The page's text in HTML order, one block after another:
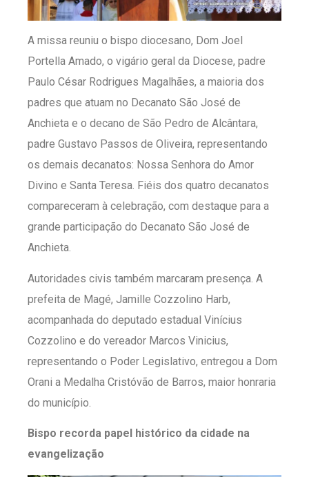
A missa reuniu o bispo diocesano, Dom Joel
Portella Amado, o vigário geral da Diocese, padre
Paulo César Rodrigues Magalhães, a maioria dos
padres que atuam no Decanato São José de
Anchieta e o decano de São Pedro de Alcântara,
padre Gustavo Passos de Oliveira, representando
os demais decanatos: Nossa Senhora do Amor
Divino e Santa Teresa. Fiéis dos quatro decanatos
compareceram à celebração, com destaque para a
grande participação do Decanato São José de
Anchieta.
Autoridades civis também marcaram presença. A
prefeita de Magé, Jamille Cozzolino Harb,
acompanhada do deputado estadual Vinícius
Cozzolino e do vereador Marcos Vinicius,
representando o Poder Legislativo, entregou a Dom
Orani a Medalha Cristóvão de Barros, maior honraria
do município.
Bispo recorda papel histórico da cidade na
evangelização